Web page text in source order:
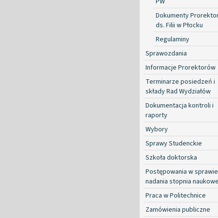
Dokumenty
ds. Filii w Płocku
Regulaminy
Sprawozdania
Informacje Prorektorów
Terminarze posiedzeń i
składy Rad Wydziałów
Dokumentacja kontroli i
raporty
Wybory
Sprawy Studenckie
Szkoła doktorska
Postępowania w sprawie
nadania stopnia
Praca w Politechnice
Zamówienia publiczne